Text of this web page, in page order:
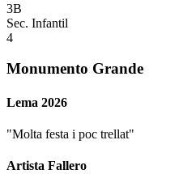
3B
Sec. Infantil
4
Monumento Grande
Lema 2026
"Molta festa i poc trellat"
Artista Fallero